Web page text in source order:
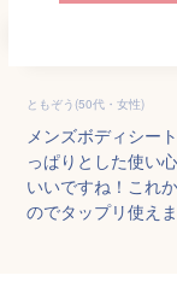
ともぞう(50代・女性)
メンズボディシー
っぱりとした使い
いいですね！これ
のでタップリ使えま